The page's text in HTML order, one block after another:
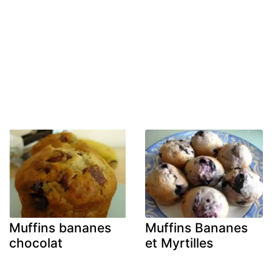
Muffins bananes
chocolat
Muffins Bananes
et Myrtilles